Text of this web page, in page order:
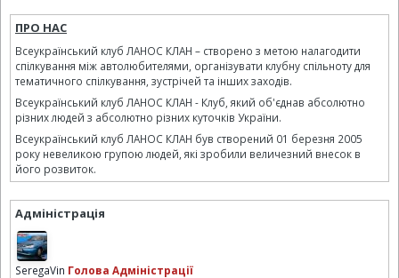
ПРО НАС
Всеукраїнський клуб ЛАНОС КЛАН – створено з метою налагодити
спілкування між автолюбителями, організувати клубну спільноту для
тематичного спілкування, зустрічей та інших заходів.
Всеукраїнський клуб ЛАНОС КЛАН - Клуб, який об'єднав абсолютно
різних людей з абсолютно різних куточків України.
Всеукраїнський клуб ЛАНОС КЛАН був створений 01 березня 2005
року невеликою групою людей, які зробили величезний внесок в
його розвиток.
Адміністрація
SeregaVin Голова Адміністрації